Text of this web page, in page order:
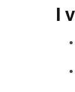
I